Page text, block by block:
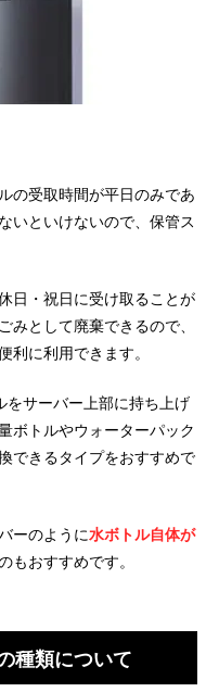
の受取時間が平日のみであ
いといけないので、保管ス
日・祝日に受け取ることが
として廃棄できるので、
に利用できます。
をサーバー上部に持ち上げ
ボトルやウォーターパック
できるタイプをおすすめで
ーのように水ボトル自体が
もおすすめです。
種類について